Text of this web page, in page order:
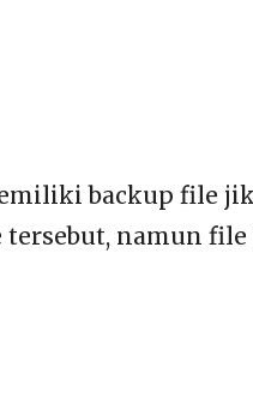
backup file
namun file